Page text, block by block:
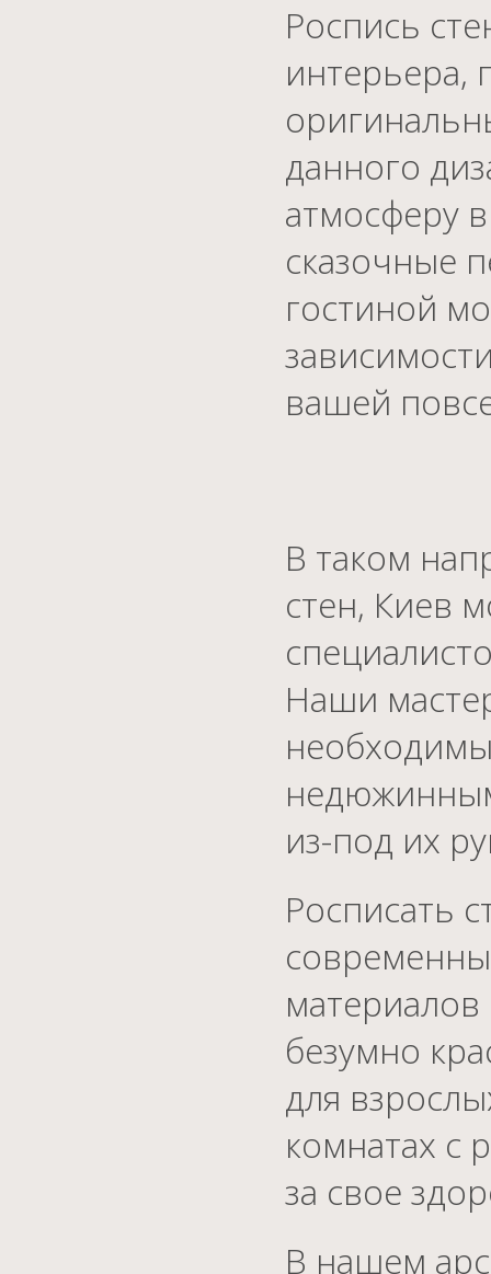
Роспись
интерьера,
данного
атмосферу
сказочные
гостиной
вашей
В таком
стен, Киев
Наши
из-под их
Росписать
безумно
для
комнатах с
за свое
В нашем